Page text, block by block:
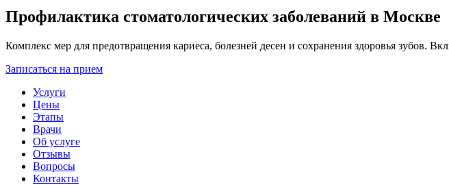
Профилактика стоматологических заболеваний в Москве
Комплекс мер для предотвращения кариеса, болезней десен и сохранения здоровья зубов.
Записаться на прием
Услуги
Цены
Этапы
Врачи
Об услуге
Отзывы
Вопросы
Контакты